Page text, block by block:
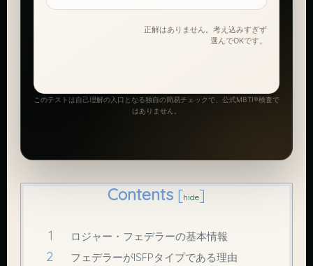
正解はありません。考え込みすぎず
選んでOKです。
このテストは自己理解の入口となる独自の簡易チェックで、公式MBTI®検査で
はありません。
Contents [hide]
ロジャー・フェデラーの基本情報
フェデラーがISFPタイプである理由